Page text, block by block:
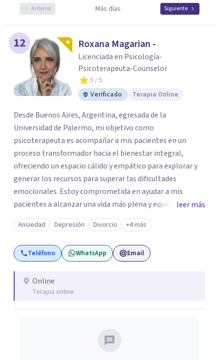
Anterior Más días Siguiente
12 Roxana Magarian -
Licenciada en Psicología-
Psicoterapeuta-Counselor
5 / 5
Verificado
Terapia Online
Desde Buenos Aires, Argentina, egresada de la
Universidad de Palermo, mi objetivo como
psicoterapeuta es acompañar a mis pacientes en un
proceso transformador hacia el bienestar integral,
ofreciendo un espacio cálido y empático para explorar y
generar los recursos para superar las dificultades
emocionales. Estoy comprometida en ayudar a mis
pacientes a alcanzar una vida más plena y equilibrada. Si
estás atravesando una crisis y sentís que necesitás ayuda
o quisieras profundizar en tu autoconocimiento, te invito
a que me contactes para acompañarte en el proceso.
leer más
Ansiedad Depresión Divorcio +4 más
Teléfono WhatsApp Email
Online
Terapia online